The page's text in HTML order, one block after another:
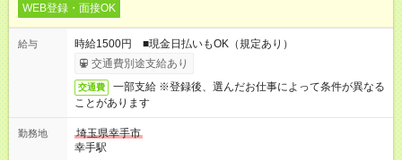
WEB登録・面接OK
給与
時給1500円 ■現金日払いもOK（規定あり）
交通費別途支給あり
交通費
一部支給 ※登録後、選んだお仕事によって条件が異なる
ことがあります
勤務地
埼玉県幸手市
幸手駅